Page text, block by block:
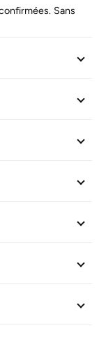
Sans